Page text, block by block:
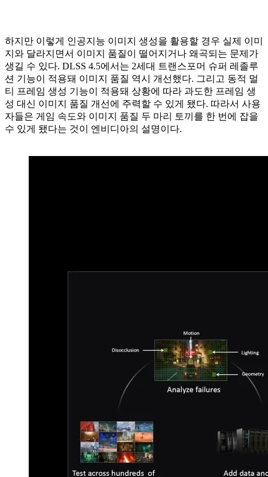
하지만 이렇게 인공지능 이미지 생성을 활용할 경우 실제 이미
지와 달라지면서 이미지 품질이 떨어지거나 왜곡되는 문제가
생길 수 있다. DLSS 4.5에서는 2세대 트랜스포머 슈퍼 레졸루
션 기능이 적용돼 이미지 품질 역시 개선했다. 그리고 동적 멀
티 프레임 생성 기능이 적용돼 상황에 따라 과도한 프레임 생
성 대신 이미지 품질 개선에 주력할 수 있게 됐다. 따라서 사용
자들은 게임 속도와 이미지 품질 두 마리 토끼를 한 번에 잡을
수 있게 됐다는 것이 엔비디아의 설명이다.